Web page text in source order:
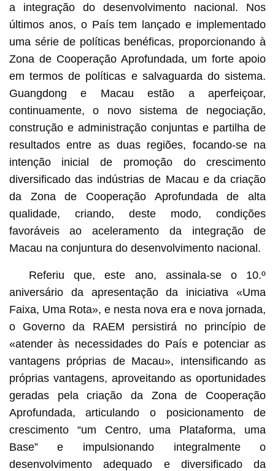
a integração do desenvolvimento nacional. Nos
últimos anos, o País tem lançado e implementado
uma série de políticas benéficas, proporcionando à
Zona de Cooperação Aprofundada, um forte apoio
em termos de políticas e salvaguarda do sistema.
Guangdong e Macau estão a aperfeiçoar,
continuamente, o novo sistema de negociação,
construção e administração conjuntas e partilha de
resultados entre as duas regiões, focando-se na
intenção inicial de promoção do crescimento
diversificado das indústrias de Macau e da criação
da Zona de Cooperação Aprofundada de alta
qualidade, criando, deste modo, condições
favoráveis ao aceleramento da integração de
Macau na conjuntura do desenvolvimento nacional.
Referiu que, este ano, assinala-se o 10.º
aniversário da apresentação da iniciativa «Uma
Faixa, Uma Rota», e nesta nova era e nova jornada,
o Governo da RAEM persistirá no princípio de
«atender às necessidades do País e potenciar as
vantagens próprias de Macau», intensificando as
próprias vantagens, aproveitando as oportunidades
geradas pela criação da Zona de Cooperação
Aprofundada, articulando o posicionamento de
crescimento “um Centro, uma Plataforma, uma
Base” e impulsionando integralmente o
desenvolvimento adequado e diversificado da